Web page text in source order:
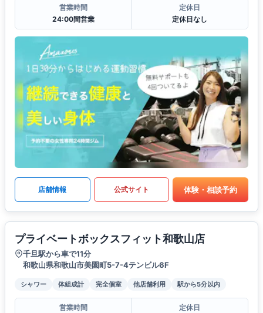
営業時間
24:00間営業
定休日
定休日なし
店舗情報 公式サイト 体験・相談予約
プライベートボックスフィット和歌山店
千旦駅から車で11分
和歌山県和歌山市美園町5-7-4テンビル6F
シャワー 体組成計 完全個室 他店舗利用 駅から5分以内
営業時間
定休日